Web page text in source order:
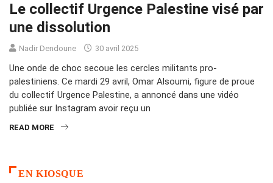
Le collectif Urgence Palestine visé par
une dissolution
Nadir Dendoune 30 avril 2025
Une onde de choc secoue les cercles militants pro-
palestiniens. Ce mardi 29 avril, Omar Alsoumi, figure de proue
du collectif Urgence Palestine, a annoncé dans une vidéo
publiée sur Instagram avoir reçu un
READ MORE
EN KIOSQUE